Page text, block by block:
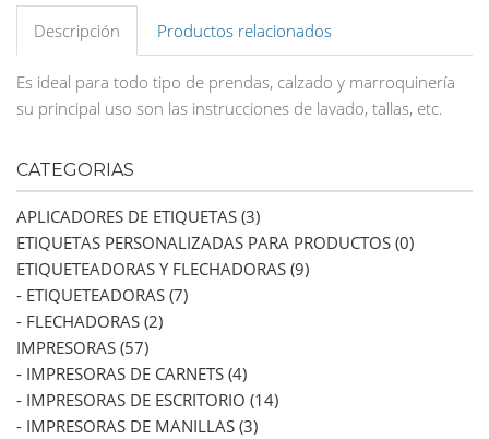
Descripción Productos relacionados
Es ideal para todo tipo de prendas, calzado y marroquinería
su principal uso son las instrucciones de lavado, tallas, etc.
CATEGORIAS
APLICADORES DE ETIQUETAS (3)
ETIQUETAS PERSONALIZADAS PARA PRODUCTOS (0)
ETIQUETEADORAS Y FLECHADORAS (9)
- ETIQUETEADORAS (7)
- FLECHADORAS (2)
IMPRESORAS (57)
- IMPRESORAS DE CARNETS (4)
- IMPRESORAS DE ESCRITORIO (14)
- IMPRESORAS DE MANILLAS (3)